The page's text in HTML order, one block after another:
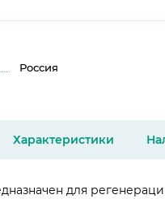
Россия
Характеристики
для